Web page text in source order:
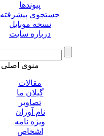
پیوندها
جستجوی پیشرفته
نسخه موبایل
درباره سایت
منوی اصلی
مقالات
گیلان ما
تصاویر
نام آوران
ویژه نامه
اشخاص